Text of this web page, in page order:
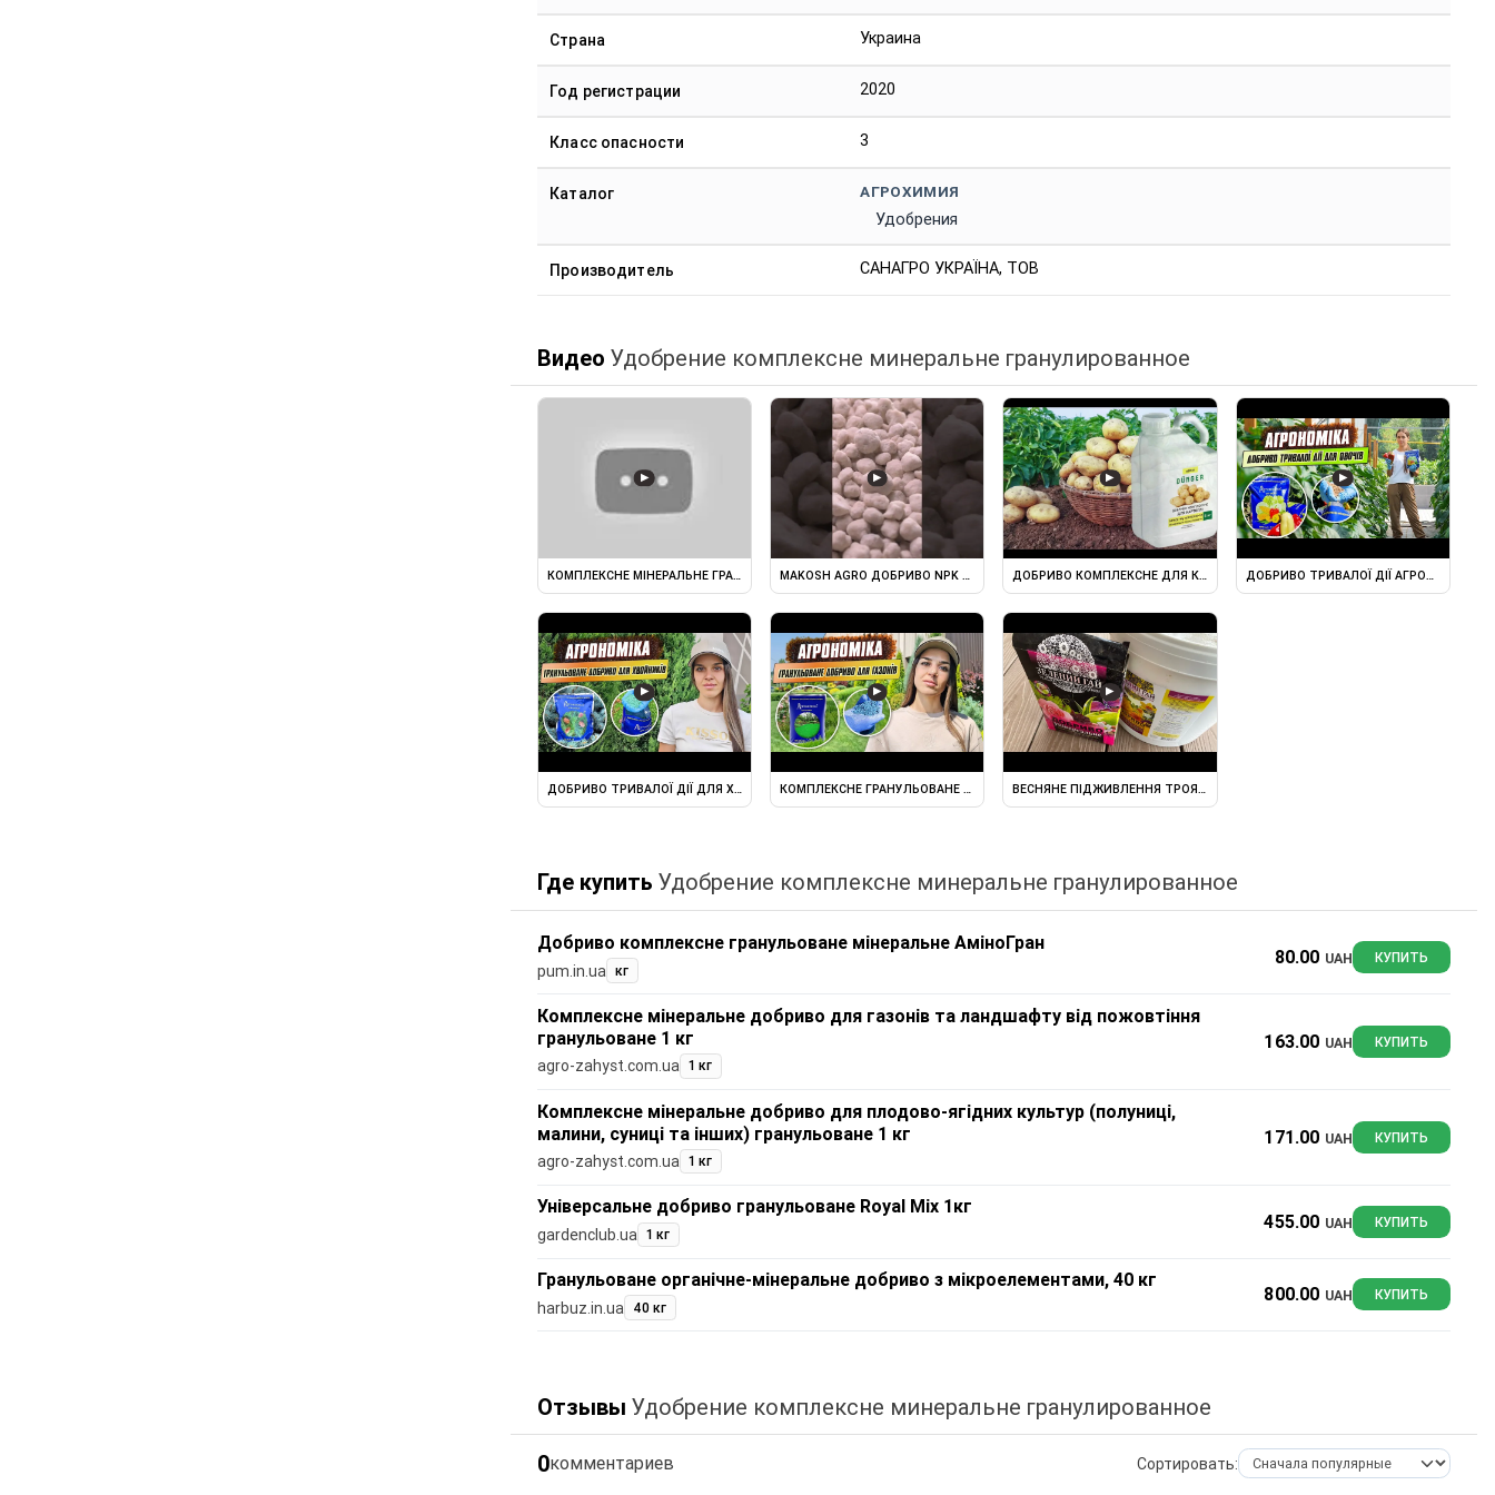
Страна Украина
Год регистрации 2020
Класс опасности 3
Каталог АГРОХИМИЯ
Удобрения
Производитель САНАГРО УКРАЇНА, ТОВ
Видео Удобрение комплексне минеральне гранулированное
▶
КОМПЛЕКСНЕ МІНЕРАЛЬНЕ ГРАНУЛЬОВАНЕ ДОБРИВО ...
▶
MAKOSH AGRO ДОБРИВО NPK MAKOSH 12:24:12 + 8,5S
▶
ДОБРИВО КОМПЛЕКСНЕ ДЛЯ КАРТОПЛІ NPK(S)+MG 10:10:12(11S)+0,5
▶
ДОБРИВО ТРИВАЛОЇ ДІЇ АГРОНОМІКА
▶
ДОБРИВО ТРИВАЛОЇ ДІЇ ДЛЯ ХВОЙНИХ - АГРОНОМІКА. ОДНЕ ...
▶
КОМПЛЕКСНЕ ГРАНУЛЬОВАНЕ ДОБРИВО АГРОНОМІКА ДЛЯ ГАЗОНІВ ...
▶
ВЕСНЯНЕ ПІДЖИВЛЕННЯ ТРОЯНД - КОМПЛЕКСНЕ ГРАНУЛЬОВАНЕ ...
Где купить Удобрение комплексне минеральне гранулированное
Добриво комплексне гранульоване мінеральне АміноГран
pum.in.ua кг
80.00 UAH КУПИТЬ
Комплексне мінеральне добриво для газонів та ландшафту від пожовтіння
гранульоване 1 кг
agro-zahyst.com.ua 1 кг
163.00 UAH КУПИТЬ
Комплексне мінеральне добриво для плодово-ягідних культур (полуниці,
малини, суниці та інших) гранульоване 1 кг
agro-zahyst.com.ua 1 кг
171.00 UAH КУПИТЬ
Універсальне добриво гранульоване Royal Mix 1кг
gardenclub.ua 1 кг
455.00 UAH КУПИТЬ
Гранульоване органічне-мінеральне добриво з мікроелементами, 40 кг
harbuz.in.ua 40 кг
800.00 UAH КУПИТЬ
Отзывы Удобрение комплексне минеральне гранулированное
0комментариев Сортировать: